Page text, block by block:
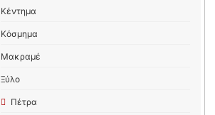
Κέντημα
Κόσμημα
Μακραμέ
Ξύλο
Πέτρα